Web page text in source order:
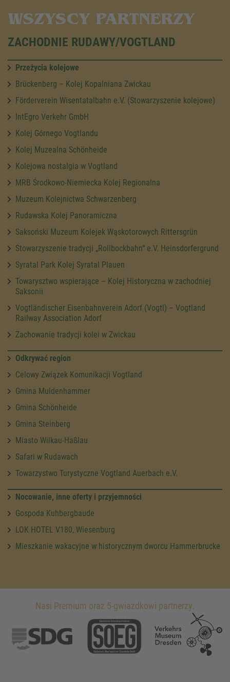
WSZYSCY PARTNERZY
ZACHODNIE RUDAWY/VOGTLAND
Przeżycia kolejowe
Brückenberg – Kolej Kopalniana Zwickau
Förderverein Wisentatalbahn e.V. (Stowarzyszenie kolejowe)
IntEgro Verkehr GmbH
Kolej Górnego Vogtlandu
Kolej Muzealna Schönheide
Kolejowa nostalgia w Vogtland
MRB Środkowo-Niemiecka Kolej Regionalna
Muzeum Kolejnictwa Schwarzenberg
Rudawska Kolej Panoramiczna
Saksoński Muzeum Kolejek Wąskotorowych Rittersgrün
Stowarzyszenie tradycji „Rollbockbahn“ e.V. Heinsdorfergrund
Syratal Park Kolej Syratal Plauen
Towarysztwo wspierające – Kolej Historyczna w zachodniej
Saksonii
Vogtländischer Eisenbahnverein Adorf (Vogtl) – Vogtland
Railway Association Adorf
Zachowanie tradycji kolei w Zwickau
Odkrywać region
Celowy Związek Komunikacji Vogtland
Gmina Muldenhammer
Gmina Schönheide
Gmina Steinberg
Miasto Wilkau-Haßlau
Safari w Rudawach
Towarzystwo Turystyczne Vogtland Auerbach e.V.
Nocowanie, inne oferty i przyjemności
Gospoda Kuhbergbaude
LOK HOTEL V180, Wiesenburg
Mieszkanie wakacyjne w historycznym dworcu Hammerbrucke
Nasi Premium oraz 5-gwiazdkowi partnerzy.